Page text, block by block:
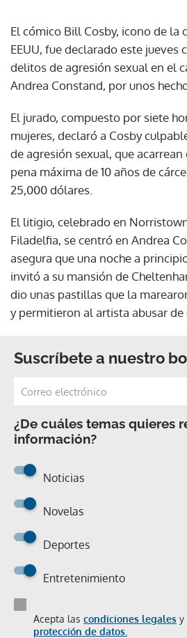
El cómico Bill Cosby, icono de la
EEUU, fue declarado este jueves
delitos de agresión sexual en el
Andrea Constand, por unos
El jurado, compuesto por siete
mujeres, declaró a Cosby
de agresión sexual, que
pena máxima de 10 años de
25,000 dólares.
El litigio, celebrado en
Filadelfia, se centró en Andrea
asegura que una noche a
invitó a su mansión de
dio unas pastillas que la
y permitieron al artista abusar de
Suscríbete a nuestro
¿De cuáles temas quieres
información?
Noticias
Novelas
Deportes
Entretenimiento
Acepta las condiciones legales y
protección de datos.